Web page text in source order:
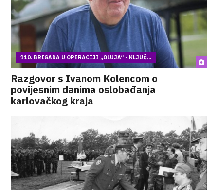
110. BRIGADA U OPERACIJI „OLUJA“ - KLJUČ...
Razgovor s Ivanom Kolencom o
povijesnim danima oslobađanja
karlovačkog kraja